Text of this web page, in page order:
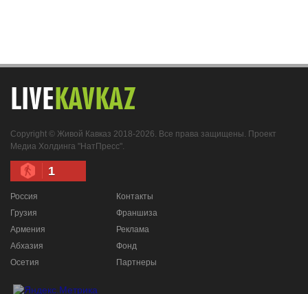
LIVEKAVKAZ
Copyright © Живой Кавказ 2018-2026. Все права защищены. Проект
Медиа Холдинга "НатПресс".
1
Россия
Грузия
Армения
Абхазия
Осетия
Контакты
Франшиза
Реклама
Фонд
Партнеры